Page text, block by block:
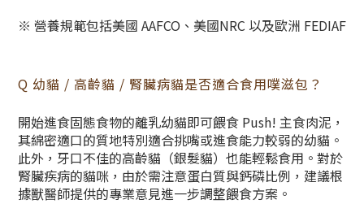
※ 營養規範包括美國 AAFCO、美國NRC 以及歐洲 FEDIAF
Q 幼貓 / 高齡貓 / 腎臟病貓是否適合食用噗滋包？
開始進食固態食物的離乳幼貓即可餵食 Push! 主食肉泥，
其綿密適口的質地特別適合挑嘴或進食能力較弱的幼貓。
此外，牙口不佳的高齡貓（銀髮貓）也能輕鬆食用。對於
腎臟疾病的貓咪，由於需注意蛋白質與鈣磷比例，建議根
據獸醫師提供的專業意見進一步調整餵食方案。